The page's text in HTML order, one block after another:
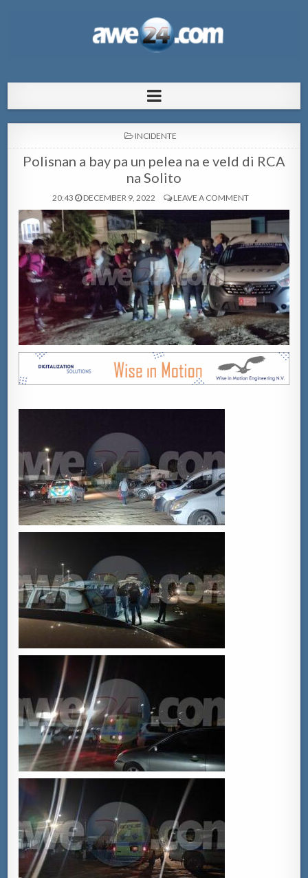
pa Aruba
POSTED
INCIDENTE
Polisnan a bay pa un pelea na e veld di RCA
na Solito
20:43 DECEMBER 9, 2022 LEAVE A COMMENT